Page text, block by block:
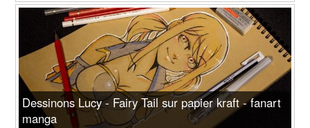
Dessinons Lucy - Fairy Tail sur papier kraft - fanart
manga